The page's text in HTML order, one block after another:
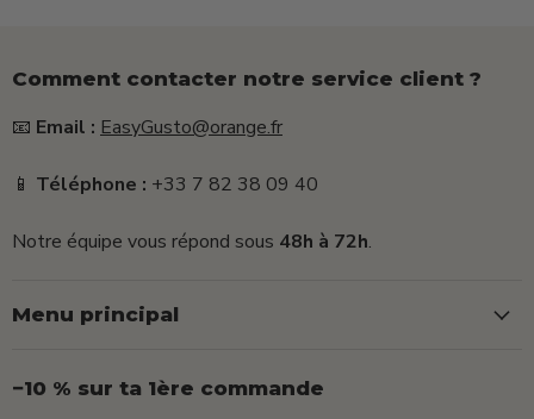
Comment contacter notre service client ?
📧 Email : EasyGusto@orange.fr
📱 Téléphone : +33 7 82 38 09 40
Notre équipe vous répond sous 48h à 72h.
Menu principal
−10 % sur ta 1ère commande